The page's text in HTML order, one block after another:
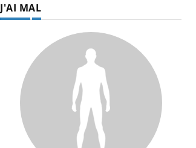
J'AI MAL